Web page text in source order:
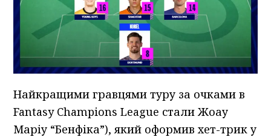
Найкращими гравцями туру за очками в
Fantasy Champions League стали Жоау
Маріу “Бенфіка”), який оформив хет-трик у